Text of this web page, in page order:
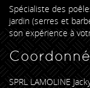
Spécialiste des
jardin (serres et
son expérience à
SPRL LAMOLINE